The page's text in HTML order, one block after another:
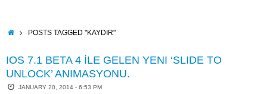
contentHOMEPOSTS TAGGED "KAYDIR"
IOS 7.1 BETA 4 İLE GELEN YENI ‘SLIDE TO
UNLOCK’ ANIMASYONU.
JANUARY 20, 2014 - 6:53 PM